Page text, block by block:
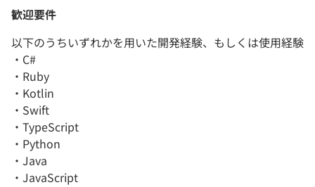
歓迎要件
以下のうちいずれかを用いた開発経験、もしくは使用経験
・C#
・Ruby
・Kotlin
・Swift
・TypeScript
・Python
・Java
・JavaScript